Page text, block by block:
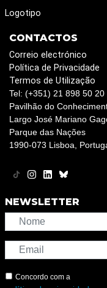
Logotipo
CONTACTOS
Correio electrónico
Política de Privacidade
Termos de Utilização
Tel: (+351) 21 898 50
Pavilhão do
Largo José Mariano
Parque das Nações
1990-073 Lisboa,
NEWSLETTER
Concordo com a